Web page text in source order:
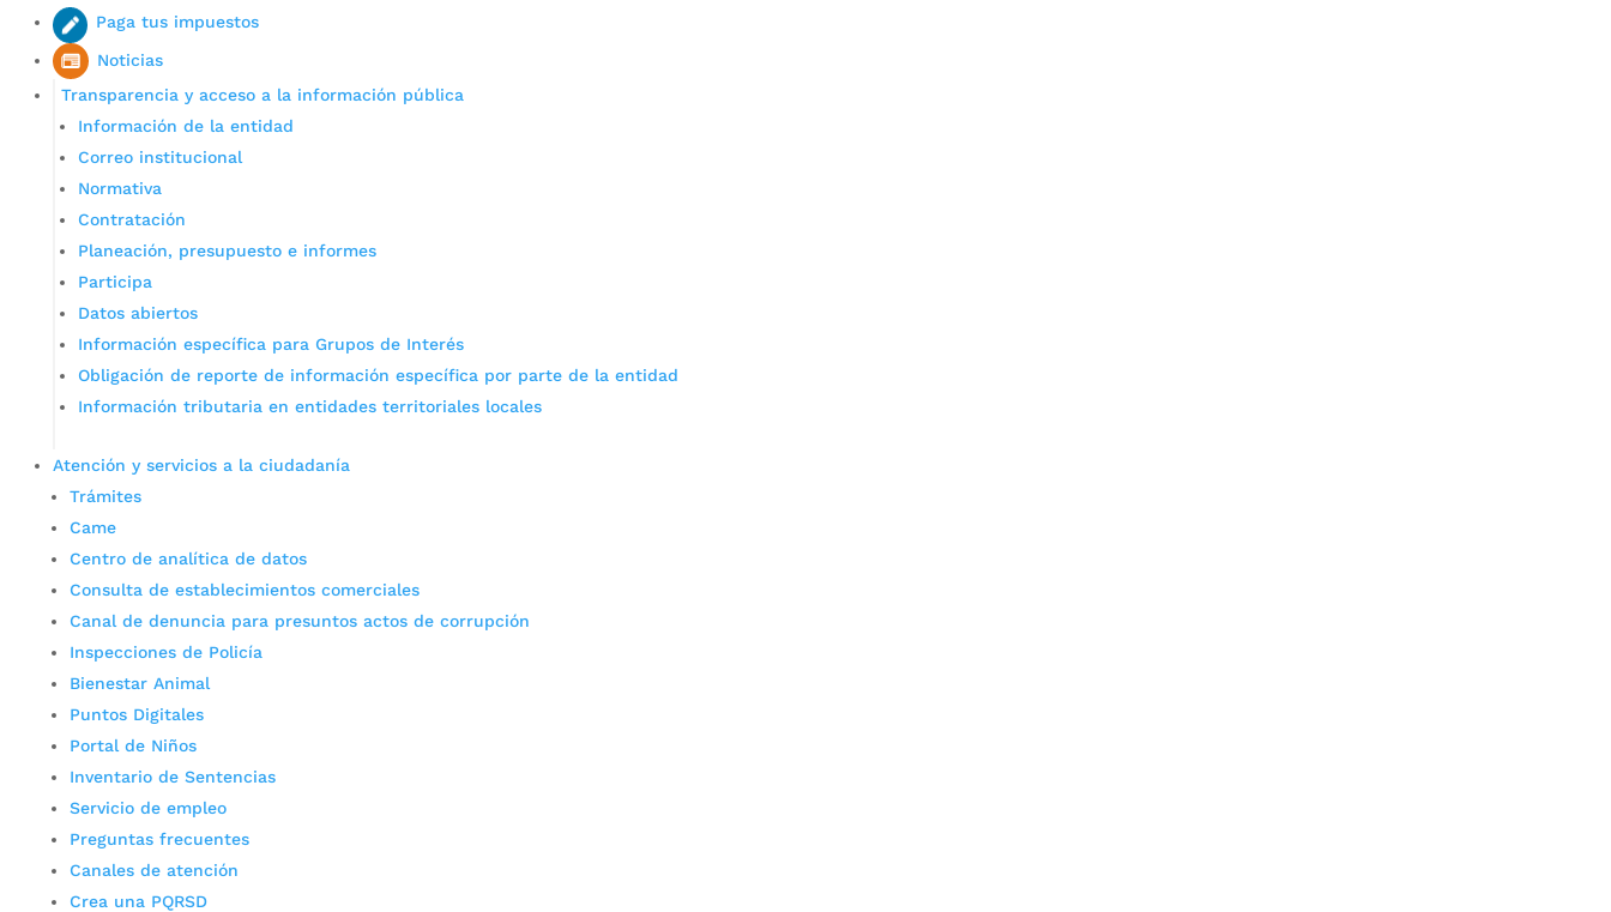
Paga tus impuestos
Noticias
Transparencia y acceso a la información pública
Información de la entidad
Correo institucional
Normativa
Contratación
Planeación, presupuesto e informes
Participa
Datos abiertos
Información específica para Grupos de Interés
Obligación de reporte de información específica por parte de la entidad
Información tributaria en entidades territoriales locales
Atención y servicios a la ciudadanía
Trámites
Came
Centro de analítica de datos
Consulta de establecimientos comerciales
Canal de denuncia para presuntos actos de corrupción
Inspecciones de Policía
Bienestar Animal
Puntos Digitales
Portal de Niños
Inventario de Sentencias
Servicio de empleo
Preguntas frecuentes
Canales de atención
Crea una PQRSD